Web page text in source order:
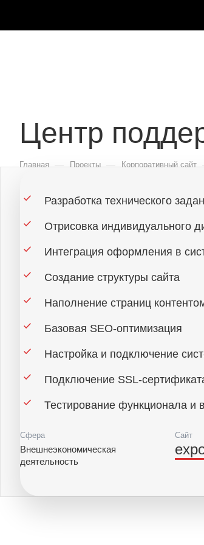
Центр
Главная — Проекты — Корпоративный сайт
Разработка технического
Отрисовка индивидуального
Интеграция оформления в
Создание структуры сайта
Наполнение страниц
Базовая SEO-оптимизация
Настройка и подключение
Подключение SSL-
Тестирование функционала и
Сфера
Внешнеэкономическая
деятельность
Сайт